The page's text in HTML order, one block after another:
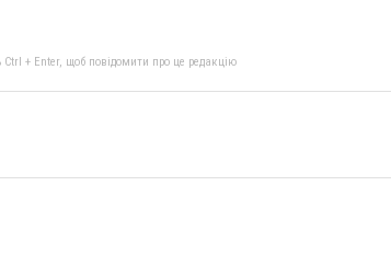
+ Enter, щоб повідомити про це редакцію